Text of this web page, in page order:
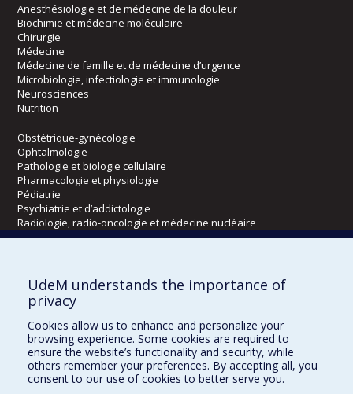
Anesthésiologie et de médecine de la douleur
Biochimie et médecine moléculaire
Chirurgie
Médecine
Médecine de famille et de médecine d’urgence
Microbiologie, infectiologie et immunologie
Neurosciences
Nutrition
Obstétrique-gynécologie
Ophtalmologie
Pathologie et biologie cellulaire
Pharmacologie et physiologie
Pédiatrie
Psychiatrie et d’addictologie
Radiologie, radio-oncologie et médecine nucléaire
Écoles
Kinésiologie et des sciences de l’activité physique
Orthophonie et audiologie
Réadaptation
Directions
DPC
UdeM understands the importance of
privacy
Cookies allow us to enhance and personalize your
browsing experience. Some cookies are required to
ensure the website’s functionality and security, while
others remember your preferences. By accepting all, you
consent to our use of cookies to better serve you.